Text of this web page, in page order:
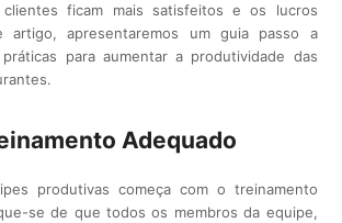
ficam mais satisfeitos e os lucros
artigo, apresentaremos um guia passo a
para aumentar a produtividade das
Adequado
produtivas começa com o treinamento
se de que todos os membros da equipe,